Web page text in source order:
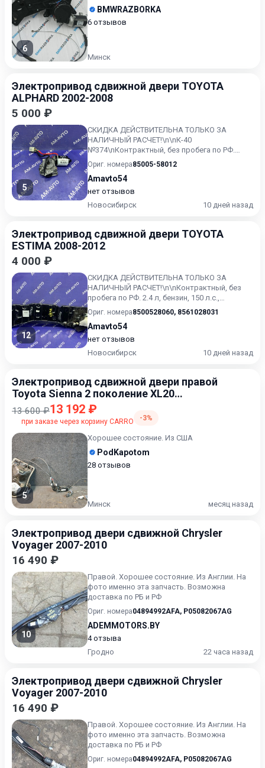
6
BMWRAZBORKA
6 отзывов
Минск
Электропривод сдвижной двери TOYOTA
ALPHARD 2002-2008
5 000 ₽
5
СКИДКА ДЕЙСТВИТЕЛЬНА ТОЛЬКО ЗА
НАЛИЧНЫЙ РАСЧЕТ!\n\nК-40
№374\nКонтрактный, без пробега по РФ.
\n2.4 л, 131 л.с., бензин, вариатор (CVT), пол...
Ориг. номера85005-58012
Amavto54
нет отзывов
Новосибирск
10 дней назад
Электропривод сдвижной двери TOYOTA
ESTIMA 2008-2012
4 000 ₽
12
СКИДКА ДЕЙСТВИТЕЛЬНА ТОЛЬКО ЗА
НАЛИЧНЫЙ РАСЧЕТ!\n\nКонтрактный, без
пробега по РФ. 2.4 л, бензин, 150 л.с.,
параллельный гибрид, 143 л.с., в...
Ориг. номера8500528060, 8561028031
Amavto54
нет отзывов
Новосибирск
10 дней назад
Электропривод сдвижной двери правой
Toyota Sienna 2 поколение XL20
[рестайлинг] 2006-2009
13 600 ₽13 192 ₽
при заказе через корзину CARRO -3%
5
Хорошее состояние. Из США
PodKapotom
28 отзывов
Минск месяц назад
Электропривод двери сдвижной Chrysler
Voyager 2007-2010
16 490 ₽
10
Правой. Хорошее состояние. Из Англии. На
фото именно эта запчасть. Возможна
доставка по РБ и РФ
Ориг. номера04894992AFA, P05082067AG
ADEMMOTORS.BY
4 отзыва
Гродно
22 часа назад
Электропривод двери сдвижной Chrysler
Voyager 2007-2010
16 490 ₽
Правой. Хорошее состояние. Из Англии. На
фото именно эта запчасть. Возможна
доставка по РБ и РФ
Ориг. номера04894992AFA, P05082067AG